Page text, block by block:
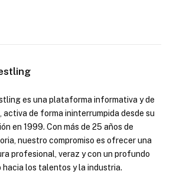
es una plataforma informativa y de
activa de forma ininterrumpida desde su
en 1999. Con más de 25 años de
nuestro compromiso es ofrecer una
profesional, veraz y con un profundo
hacia los talentos y la industria.